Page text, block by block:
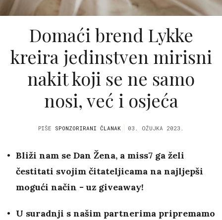
Domaći brend Lykke
kreira jedinstven mirisni
nakit koji se ne samo
nosi, već i osjeća
PIŠE SPONZORIRANI ČLANAK 03. OŽUJKA 2023.
Bliži nam se Dan Žena, a miss7 ga želi
čestitati svojim čitateljicama na najljepši
mogući način - uz giveaway!
U suradnji s našim partnerima pripremamo